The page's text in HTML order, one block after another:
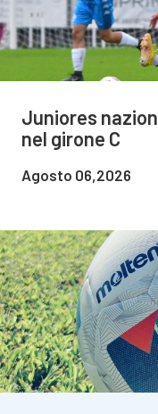
Juniores
nel girone C
Agosto 06,2026